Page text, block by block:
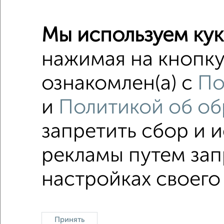
Поиск по
Аптека
Ремонт
Офисное помещение
Контакты Политика конфиденциальности
Мы используем
нажимая на
ознакомлен(а) с
и
Политикой об
запретить сбор и
рекламы путем
настройках
Принять